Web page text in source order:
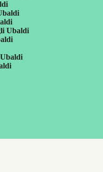
Ubaldi